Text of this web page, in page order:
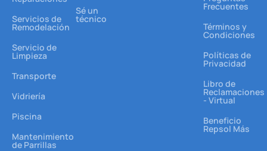
Servicios de
Remodelación
Servicio de
Limpieza
Transporte
Vidriería
Piscina
Mantenimiento
de Parrillas
Sé un
técnico
Frecuentes
Términos y
Condiciones
Políticas de
Privacidad
Libro de
Reclamaciones
- Virtual
Beneficio
Repsol Más